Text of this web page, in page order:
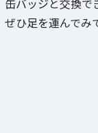
ぜひ足を運んでみ